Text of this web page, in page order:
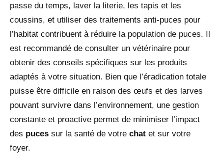
passe du temps, laver la literie, les tapis et les
coussins, et utiliser des traitements anti-puces pour
l’habitat contribuent à réduire la population de puces. Il
est recommandé de consulter un vétérinaire pour
obtenir des conseils spécifiques sur les produits
adaptés à votre situation. Bien que l’éradication totale
puisse être difficile en raison des œufs et des larves
pouvant survivre dans l’environnement, une gestion
constante et proactive permet de minimiser l’impact
des puces sur la santé de votre chat et sur votre
foyer.